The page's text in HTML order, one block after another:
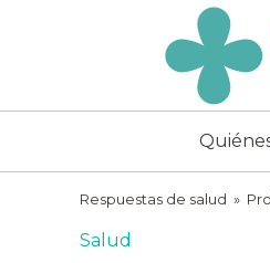
ecoceutics
Respuestas de salud »
Salud